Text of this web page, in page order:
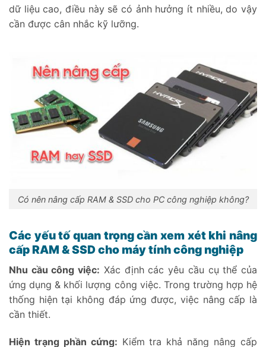
dữ liệu cao, điều này sẽ có ảnh hưởng ít nhiều, do vậy
cần được cân nhắc kỹ lưỡng.
Có nên nâng cấp RAM & SSD cho PC công nghiệp không?
Các yếu tố quan trọng cần xem xét khi nâng
cấp RAM & SSD cho máy tính công nghiệp
Nhu cầu công việc: Xác định các yêu cầu cụ thể của
ứng dụng & khối lượng công việc. Trong trường hợp hệ
thống hiện tại không đáp ứng được, việc nâng cấp là
cần thiết.
Hiện trạng phần cứng: Kiểm tra khả năng nâng cấp